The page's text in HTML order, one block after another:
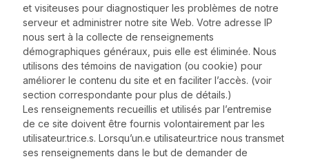
et visiteuses pour diagnostiquer les problèmes de notre
serveur et administrer notre site Web. Votre adresse IP
nous sert à la collecte de renseignements
démographiques généraux, puis elle est éliminée. Nous
utilisons des témoins de navigation (ou cookie) pour
améliorer le contenu du site et en faciliter l’accès. (voir
section correspondante pour plus de détails.)
Les renseignements recueillis et utilisés par l’entremise
de ce site doivent être fournis volontairement par les
utilisateur.trice.s. Lorsqu’un.e utilisateur.trice nous transmet
ses renseignements dans le but de demander de